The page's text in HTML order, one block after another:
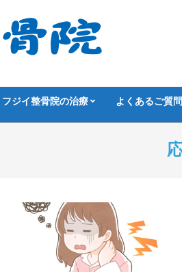
フジイ整骨院の治療 よくあるご質問